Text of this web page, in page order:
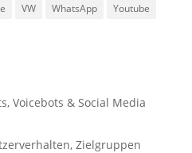
VW WhatsApp
Youtube
Voicebots & Social Media
Zielgruppen